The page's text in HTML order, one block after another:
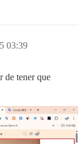
03:39
de tener que